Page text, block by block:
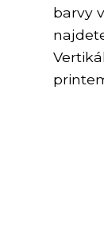
barvy